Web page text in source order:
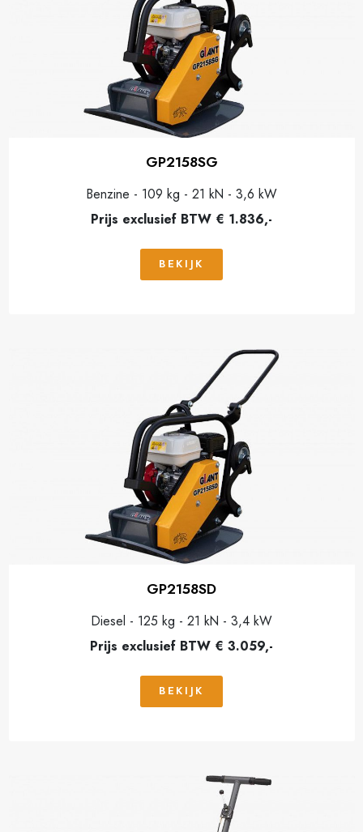
GP2158SG
Benzine - 109 kg - 21 kN - 3,6 kW
Prijs exclusief BTW € 1.836,-
BEKIJK
GP2158SD
Diesel - 125 kg - 21 kN - 3,4 kW
Prijs exclusief BTW € 3.059,-
BEKIJK